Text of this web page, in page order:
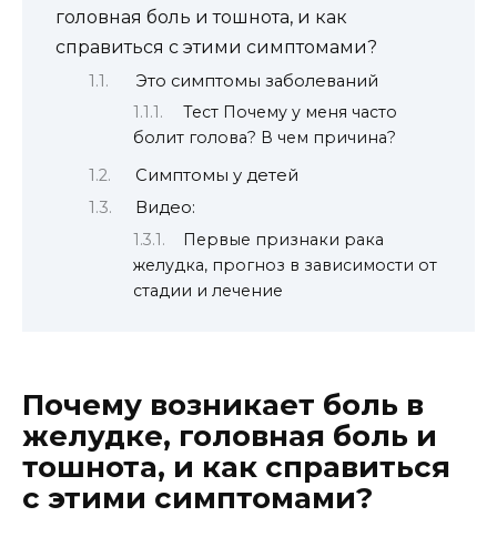
головная боль и тошнота, и как
справиться с этими симптомами?
Это симптомы заболеваний
Тест Почему у меня часто
болит голова? В чем причина?
Симптомы у детей
Видео:
Первые признаки рака
желудка, прогноз в зависимости от
стадии и лечение
Почему возникает боль в
желудке, головная боль и
тошнота, и как справиться
с этими симптомами?